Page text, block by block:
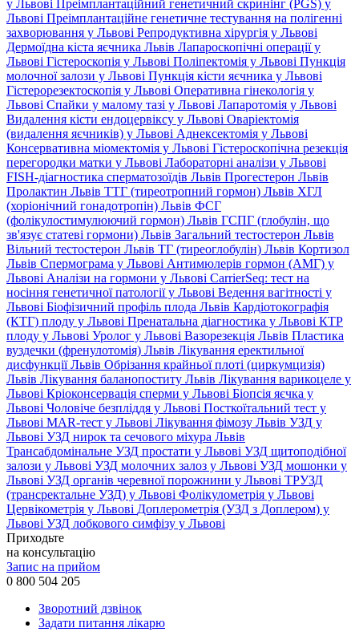
у Львові Преімплантаційний генетичний скринінг (PGS) у
Львові Преімплантаційне генетичне тестування на полігенні
захворювання у Львові Репродуктивна хірургія у Львові
Дермоїдна кіста яєчника Львів Лапароскопічні операції у
Львові Гістероскопія у Львові Поліпектомія у Львові Пункція
молочної залози у Львові Пункція кісти яєчника у Львові
Гістерорезектоскопія у Львові Оперативна гінекологія у
Львові Спайки у малому тазі у Львові Лапаротомія у Львові
Видалення кісти ендоцервіксу у Львові Оваріектомія
(видалення яєчників) у Львові Аднексектомія у Львові
Консервативна міомектомія у Львові Гістероскопічна резекція
перегородки матки у Львові Лабораторні аналізи у Львові
FISH-діагностика сперматозоїдів Львів Прогестерон Львів
Пролактин Львів ТТГ (тиреотропний гормон) Львів ХГЛ
(хоріонічний гонадотропін) Львів ФСГ
(фолікулостимулюючий гормон) Львів ГСПГ (глобулін, що
зв'язує статеві гормони) Львів Загальний тестостерон Львів
Вільний тестостерон Львів ТГ (тиреоглобулін) Львів Кортизол
Львів Спермограма у Львові Антимюлерів гормон (АМГ) у
Львові Аналізи на гормони у Львові CarrierSeq: тест на
носіння генетичної патології у Львові Ведення вагітності у
Львові Біофізичний профіль плода Львів Кардіотокографія
(КТГ) плоду у Львові Пренатальна діагностика у Львові КТР
плоду у Львові Уролог у Львові Вазорезекція Львів Пластика
вуздечки (френулотомія) Львів Лікування еректильної
дисфункції Львів Обрізання крайньої плоті (циркумцизія)
Львів Лікування баланопоститу Львів Лікування варикоцеле у
Львові Кріоконсервація сперми у Львові Біопсія яєчка у
Львові Чоловіче безпліддя у Львові Посткоїтальний тест у
Львові MAR-тест у Львові Лікування фімозу Львів УЗД у
Львові УЗД нирок та сечового міхура Львів
Трансабдомінальне УЗД простати у Львові УЗД щитоподібної
залози у Львові УЗД молочних залоз у Львові УЗД мошонки у
Львові УЗД органів черевної порожнини у Львові ТРУЗД
(трансректальне УЗД) у Львові Фолікулометрія у Львові
Цервікометрія у Львові Доплерометрія (УЗД з Доплером) у
Львові УЗД лобкового симфізу у Львові
Приходьте
на консультацію
Запис на прийом
0 800 504 205
Зворотний дзвінок
Задати питання лікарю